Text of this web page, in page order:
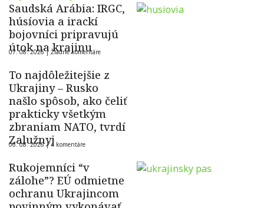
Saudská Arábia: IRGC,
húsíovia a irackí
bojovníci pripravujú
útok na krajinu
07. 08. 2026 |Žiadne komentáre
To najdôležitejšie z
Ukrajiny – Rusko
našlo spôsob, ako čeliť
prakticky všetkým
zbraniam NATO, tvrdí
Zalužnyj
06. 08. 2026 |4 komentáre
Rukojemníci “v
zálohe”? EÚ odmietne
ochranu Ukrajincom